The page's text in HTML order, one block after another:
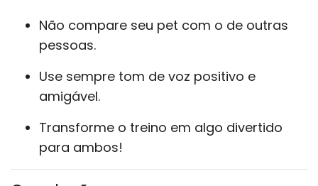
Não compare seu pet com o de outras
pessoas.
Use sempre tom de voz positivo e
amigável.
Transforme o treino em algo divertido
para ambos!